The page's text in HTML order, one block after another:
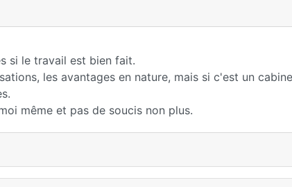
si le travail est bien fait.
les avantages en nature, mais si c'est un
même et pas de soucis non plus.